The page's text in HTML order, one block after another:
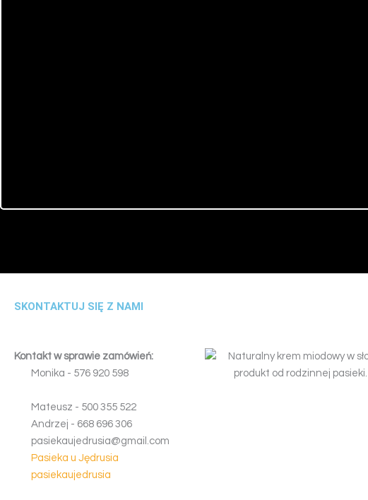
SKONTAKTUJ SIĘ Z NAMI
Kontakt w sprawie zamówień:
Monika - 576 920 598
Mateusz - 500 355 522
Andrzej - 668 696 306
pasiekaujedrusia@gmail.com
Pasieka u Jędrusia
pasiekaujedrusia